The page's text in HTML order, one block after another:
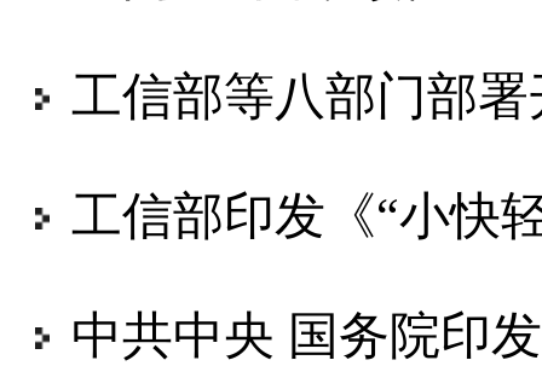
工信部等八部门部署开展科技
工信部印发《“小快轻准”数字
中共中央 国务院印发《关